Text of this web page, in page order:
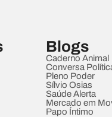
Blogs
Caderno Animal
Conversa
Pleno Poder
Sílvio Osias
Saúde Alerta
Mercado em
Papo Íntimo